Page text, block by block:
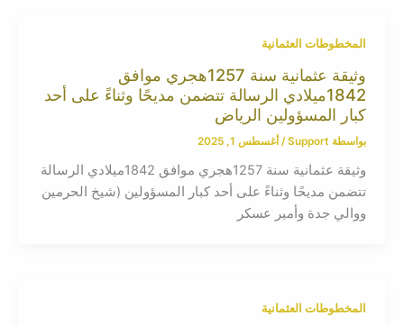
المخطوطات العثمانية
وثيقة عثمانية سنة 1257هجري موافق
1842ميلادي الرسالة تتضمن مديحًا وثناءً على أحد
كبار المسؤولين الرياض
بواسطة Support
/ أغسطس 1, 2025
وثيقة عثمانية سنة 1257هجري موافق 1842ميلادي الرسالة
تتضمن مديحًا وثناءً على أحد كبار المسؤولين (شيخ الحرمين
ووالي جدة وأمير عسكر
المخطوطات العثمانية